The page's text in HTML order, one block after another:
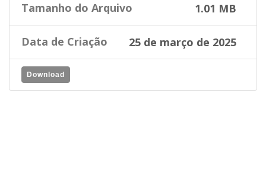
Tamanho do Arquivo 1.01 MB
Data de Criação 25 de março de 2025
Download